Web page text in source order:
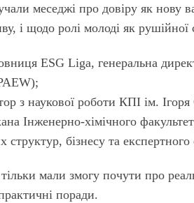
меседжі про довіру як нову
і щодо ролі молоді як
ESG Liga, генеральна
з наукової роботи КПІ ім. Ігоря
Інженерно-хімічного
структур, бізнесу та
мали змогу почути про
поради.